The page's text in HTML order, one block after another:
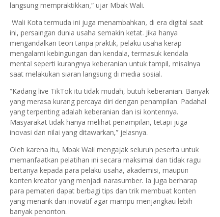
langsung mempraktikkan,” ujar Mbak Wali.
Wali Kota termuda ini juga menambahkan, di era digital saat
ini, persaingan dunia usaha semakin ketat. Jika hanya
mengandalkan teori tanpa praktik, pelaku usaha kerap
mengalami kebingungan dan kendala, termasuk kendala
mental seperti kurangnya keberanian untuk tampil, misalnya
saat melakukan siaran langsung di media sosial.
“Kadang live TikTok itu tidak mudah, butuh keberanian. Banyak
yang merasa kurang percaya diri dengan penampilan. Padahal
yang terpenting adalah keberanian dan isi kontennya.
Masyarakat tidak hanya melihat penampilan, tetapi juga
inovasi dan nilai yang ditawarkan,” jelasnya.
Oleh karena itu, Mbak Wali mengajak seluruh peserta untuk
memanfaatkan pelatihan ini secara maksimal dan tidak ragu
bertanya kepada para pelaku usaha, akademisi, maupun
konten kreator yang menjadi narasumber. Ia juga berharap
para pemateri dapat berbagi tips dan trik membuat konten
yang menarik dan inovatif agar mampu menjangkau lebih
banyak penonton.